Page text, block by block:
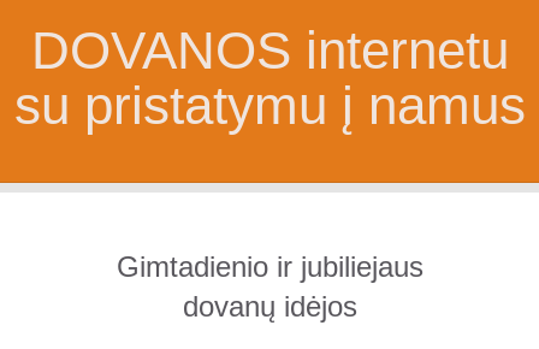
DOVANOS internetu
su pristatymu į namus
Gimtadienio ir jubiliejaus
dovanų idėjos